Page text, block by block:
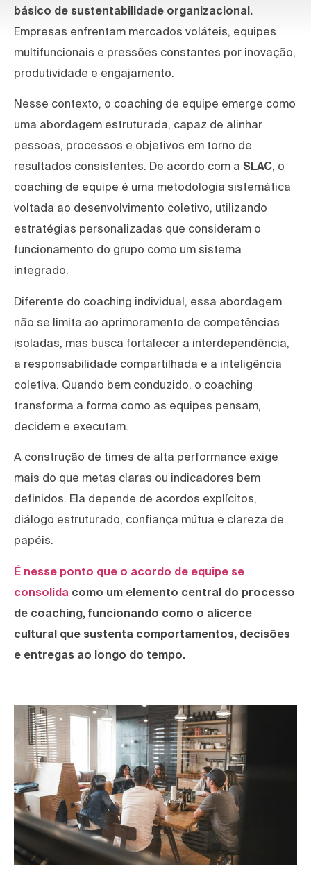
básico de sustentabilidade organizacional.
Empresas enfrentam mercados voláteis, equipes
multifuncionais e pressões constantes por inovação,
produtividade e engajamento.
Nesse contexto, o coaching de equipe emerge como
uma abordagem estruturada, capaz de alinhar
pessoas, processos e objetivos em torno de
resultados consistentes. De acordo com a SLAC, o
coaching de equipe é uma metodologia sistemática
voltada ao desenvolvimento coletivo, utilizando
estratégias personalizadas que consideram o
funcionamento do grupo como um sistema
integrado.
Diferente do coaching individual, essa abordagem
não se limita ao aprimoramento de competências
isoladas, mas busca fortalecer a interdependência,
a responsabilidade compartilhada e a inteligência
coletiva. Quando bem conduzido, o coaching
transforma a forma como as equipes pensam,
decidem e executam.
A construção de times de alta performance exige
mais do que metas claras ou indicadores bem
definidos. Ela depende de acordos explícitos,
diálogo estruturado, confiança mútua e clareza de
papéis.
É nesse ponto que o acordo de equipe se
consolida como um elemento central do processo
de coaching, funcionando como o alicerce
cultural que sustenta comportamentos, decisões
e entregas ao longo do tempo.